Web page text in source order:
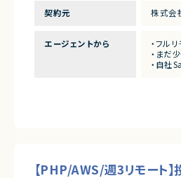
創業以
提供し
◆プロ
独自
明確
大手
プロ
契約元 株式会
エージェントから
・フル
・まだ
・自社
【PHP/AWS/週3リモート